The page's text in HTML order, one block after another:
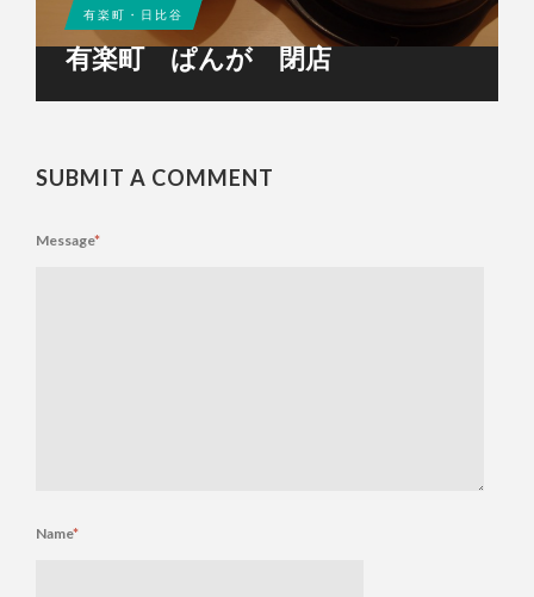
有楽町・日比谷
有楽町 ぱんが 閉店
SUBMIT A COMMENT
Message*
Name*